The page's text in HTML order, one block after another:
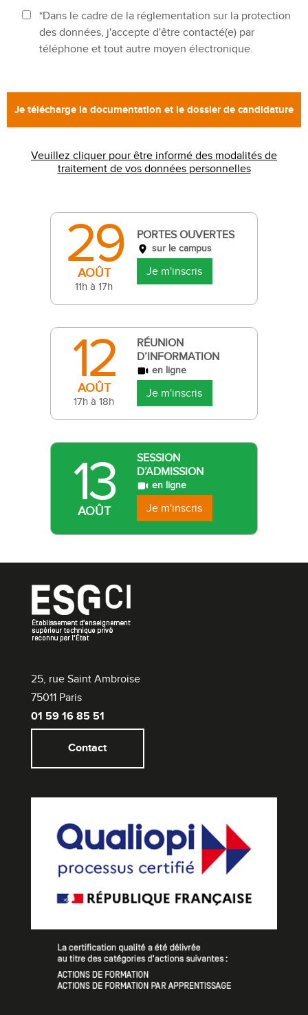
*Dans le cadre de la réglementation sur la protection
des données, j'accepte d'être contacté(e) par
téléphone et tout autre moyen électronique.
Veuillez cliquer pour être informé des modalités de
traitement de vos données personnelles
29
AOÛT
11h à 17h
PORTES OUVERTES
sur le campus
Je m'inscris
12
AOÛT
17h à 18h
RÉUNION
D’INFORMATION
en ligne
Je m'inscris
13
AOÛT
SESSION
D’ADMISSION
en ligne
Je m'inscris
25, rue Saint Ambroise
75011 Paris
01 59 16 85 51
Contact